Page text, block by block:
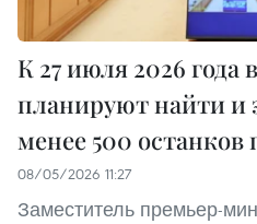
К 27 июля 2026 года
планируют найти и
менее 500
08/05/2026 11:27
Заместитель премьер-